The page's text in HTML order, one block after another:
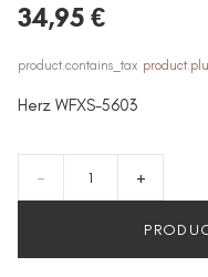
34,95 €
product.contains_tax
Herz WFXS-5603
- +